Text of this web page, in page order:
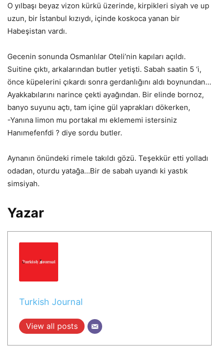
O yılbaşı beyaz vizon kürkü üzerinde, kirpikleri siyah ve up
uzun, bir İstanbul kızıydı, içinde koskoca yanan bir
Habeşistan vardı.
Gecenin sonunda Osmanlılar Oteli’nin kapıları açıldı.
Suitine çıktı, arkalarından butler yetişti. Sabah saatin 5 ‘i,
önce küpelerini çıkardı sonra gerdanlığını aldı boynundan…
Ayakkabılarını narince çekti ayağından. Bir elinde bornoz,
banyo suyunu açtı, tam içine gül yaprakları dökerken,
-Yanına limon mu portakal mı eklememi istersiniz
Hanımefenfdi ? diye sordu butler.
Aynanın önündeki rimele takıldı gözü. Teşekkür etti yolladı
odadan, oturdu yatağa…Bir de sabah uyandı ki yastık
simsiyah.
Yazar
Turkish Journal
View all posts